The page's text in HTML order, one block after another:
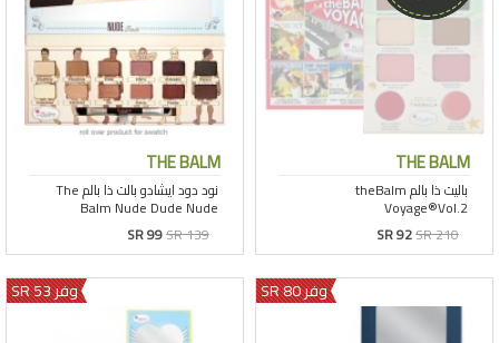
THE BALM
SR 92SR 210
THE BALM
SR 99SR 139
وفر 80 SR وفر 53 SR